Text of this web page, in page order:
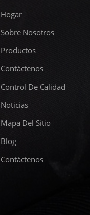
Hogar
Sobre Nosotros
Productos
Contáctenos
Control De Calidad
Noticias
Mapa Del Sitio
Blog
Contáctenos